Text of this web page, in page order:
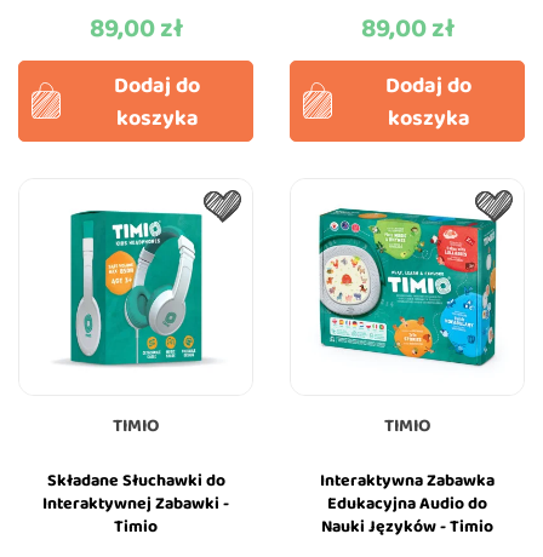
Cena
89,00 zł
Dodaj do
koszyka
Cena
89,00 zł
Dodaj do
koszyka
TIMIO
Składane Słuchawki do
Interaktywnej Zabawki -
Timio
TIMIO
Interaktywna Zabawka
Edukacyjna Audio do
Nauki Języków - Timio